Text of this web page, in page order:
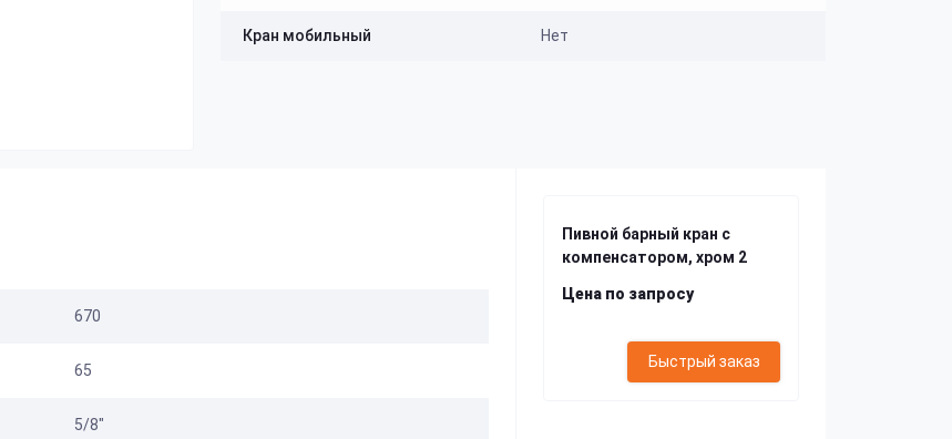
Кран мобильный Нет
670
65
5/8"
Пивной барный кран с
компенсатором, хром 2
Цена по запросу
Быстрый заказ